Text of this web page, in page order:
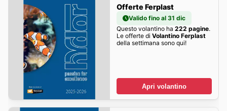
Offerte Ferplast
Valido fino al 31 dic
Questo volantino ha 222 pagine.
Le offerte di Volantino Ferplast
della settimana sono qui!
Apri volantino